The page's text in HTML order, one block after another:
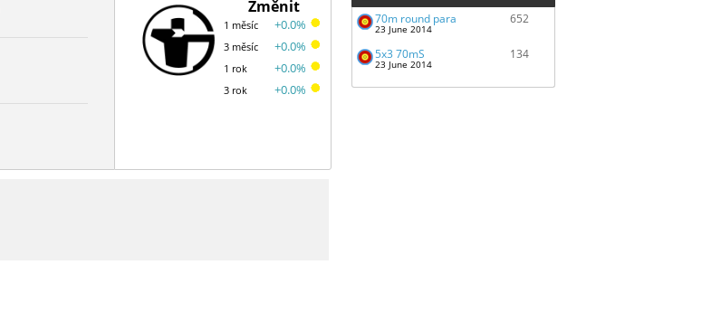
Změnit
1 měsíc
3 měsíc
1 rok
3 rok
+0.0%
+0.0%
+0.0%
+0.0%
70m round para
23 June 2014
652
5x3 70mS
23 June 2014
134